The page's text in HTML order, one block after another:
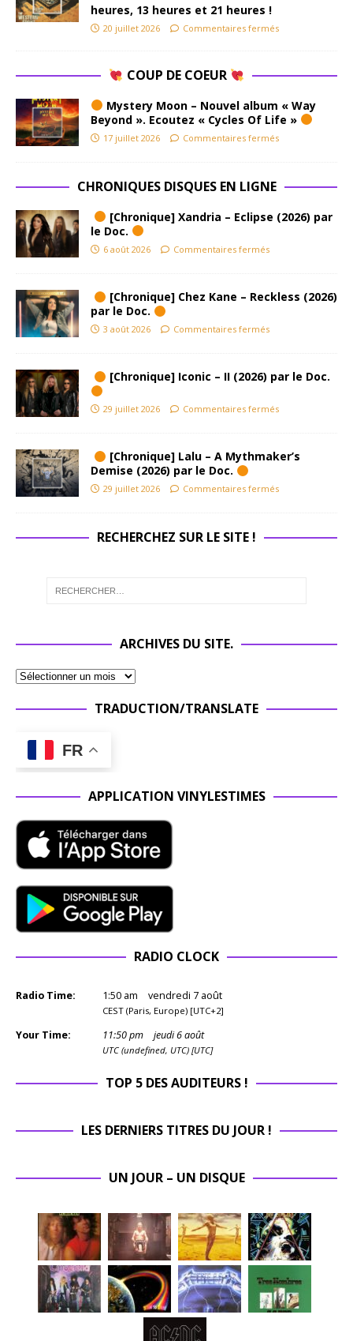
heures, 13 heures et 21 heures !
20 juillet 2026 Commentaires fermés
COUP DE COEUR
Mystery Moon – Nouvel album « Way
Beyond ». Ecoutez « Cycles Of Life »
17 juillet 2026 Commentaires fermés
CHRONIQUES DISQUES EN LIGNE
[Chronique] Xandria – Eclipse (2026) par
le Doc.
6 août 2026 Commentaires fermés
[Chronique] Chez Kane – Reckless (2026)
par le Doc.
3 août 2026 Commentaires fermés
[Chronique] Iconic – II (2026) par le Doc.
29 juillet 2026 Commentaires fermés
[Chronique] Lalu – A Mythmaker’s
Demise (2026) par le Doc.
29 juillet 2026 Commentaires fermés
RECHERCHEZ SUR LE SITE !
ARCHIVES DU SITE.
TRADUCTION/TRANSLATE
FR
APPLICATION VINYLESTIMES
RADIO CLOCK
Radio Time: 1:50 am vendredi 7 août
CEST (Paris, Europe) [UTC+2]
Your Time: 11:50pm jeudi 6 août
UTC (undefined, UTC) [UTC]
TOP 5 DES AUDITEURS !
LES DERNIERS TITRES DU JOUR !
UN JOUR – UN DISQUE